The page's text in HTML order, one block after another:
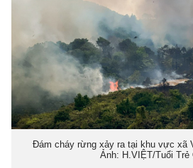
Đám cháy rừng xảy ra tại khu vực xã
Ảnh: H.VIỆT/Tuổi Trẻ